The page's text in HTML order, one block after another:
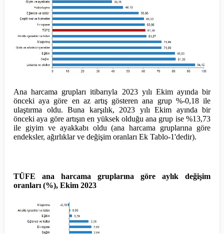
Ana harcama grupları itibarıyla 2023 yılı Ekim ayında bir
önceki aya göre en az artış gösteren ana grup %-0,18 ile
ulaştırma oldu. Buna karşılık, 2023 yılı Ekim ayında bir
önceki aya göre artışın en yüksek olduğu ana grup ise %13,73
ile giyim ve ayakkabı oldu (ana harcama gruplarına göre
endeksler, ağırlıklar ve değişim oranları Ek Tablo-1'dedir).
TÜFE ana harcama gruplarına göre aylık değişim
oranları (%), Ekim 2023